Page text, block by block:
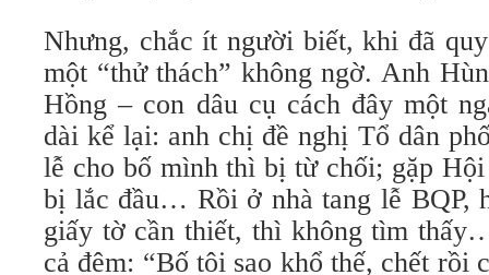
Nhưng, chắc ít người biết, khi đã
một “thử thách” không ngờ. Anh
Hồng – con dâu cụ cách đây một
dài kể lại: anh chị đề nghị Tổ dân
lễ cho bố mình thì bị từ chối; gặp
bị lắc đầu… Rồi ở nhà tang lễ BQP,
giấy tờ cần thiết, thì không tìm
cả đêm: “Bố tôi sao khổ thế, chết rồi